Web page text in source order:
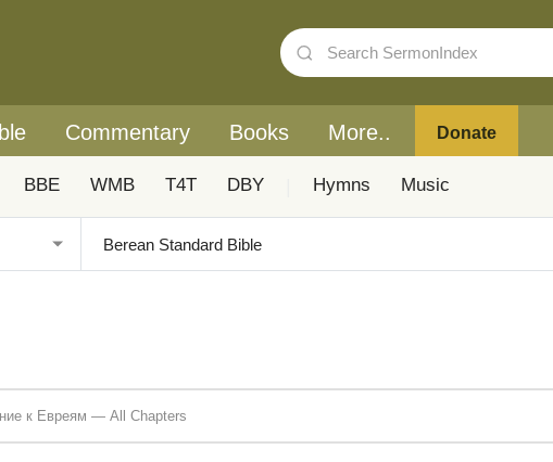
Commentary Books More.. Donate
BBE WMB T4T DBY Hymns Music
к Евреям — All Chapters